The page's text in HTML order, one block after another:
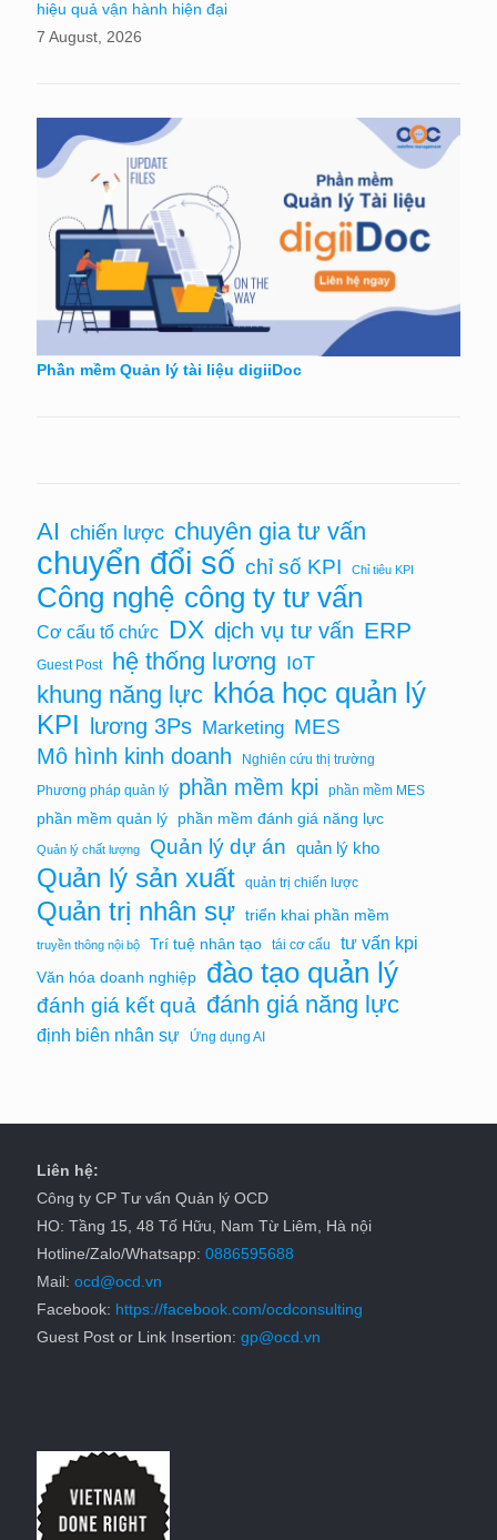
hiệu quả vận hành hiện đại
7 August, 2026
Phần mềm Quản lý tài liệu digiiDoc
AI chiến lược chuyên gia tư vấn
chuyển đổi số chỉ số KPI Chỉ tiêu KPI
Công nghệ công ty tư vấn
Cơ cấu tổ chức DX dịch vụ tư vấn ERP
Guest Post hệ thống lương IoT
khung năng lực khóa học quản lý
KPI lương 3Ps Marketing MES
Mô hình kinh doanh
Nghiên cứu thị trường
Phương pháp quản lý
phần mềm kpi phần mềm MES
phần mềm quản lý phần mềm đánh giá năng lực
Quản lý chất lượng Quản lý dự án quản lý kho
Quản lý sản xuất quản trị chiến lược
Quản trị nhân sự triển khai phần mềm
truyền thông nội bộ Trí tuệ nhân tạo tái cơ cấu tư vấn kpi
Văn hóa doanh nghiệp đào tạo quản lý
đánh giá kết quả đánh giá năng lực
định biên nhân sự Ứng dụng AI
Liên hệ:
Công ty CP Tư vấn Quản lý OCD
HO: Tầng 15, 48 Tố Hữu, Nam Từ Liêm, Hà nội
Hotline/Zalo/Whatsapp: 0886595688
Mail: ocd@ocd.vn
Facebook: https://facebook.com/ocdconsulting
Guest Post or Link Insertion: gp@ocd.vn